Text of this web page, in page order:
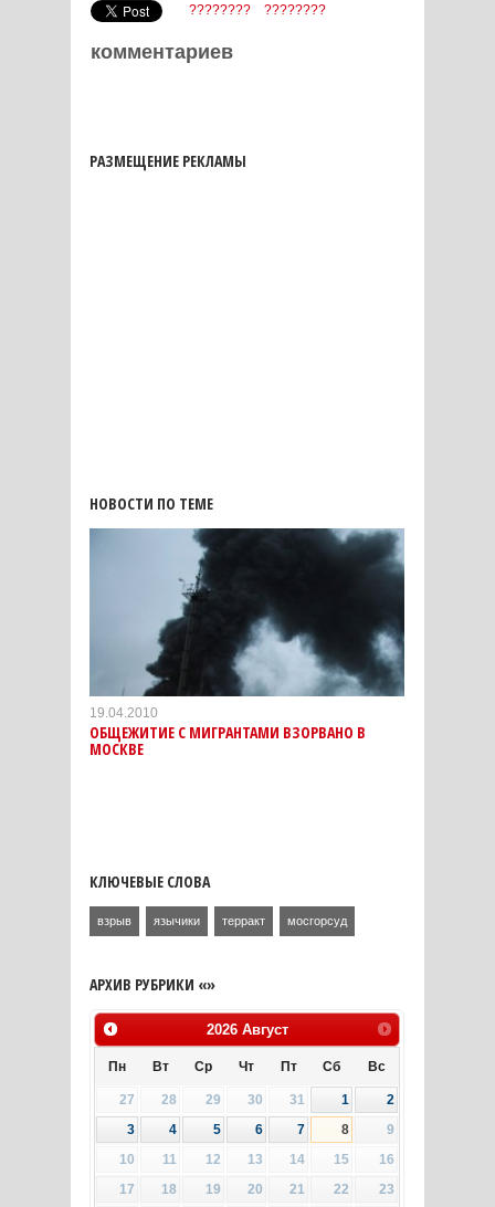
???????? ????????
комментариев
РАЗМЕЩЕНИЕ РЕКЛАМЫ
НОВОСТИ ПО ТЕМЕ
19.04.2010
ОБЩЕЖИТИЕ С МИГРАНТАМИ ВЗОРВАНО В
МОСКВЕ
КЛЮЧЕВЫЕ СЛОВА
взрыв язычики терракт мосгорсуд
АРХИВ РУБРИКИ «»
2026 Август
Пн Вт Ср Чт Пт Сб Вс
27 28 29 30 31 1
2
3
4 5 6 7 8
9
10
11 12 13 14 15
16
17
18 19 20 21 22
23